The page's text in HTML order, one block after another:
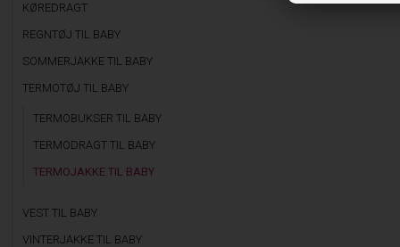
KØREDRAGT
REGNTØJ TIL BABY
SOMMERJAKKE TIL BABY
TERMOTØJ TIL BABY
TERMOBUKSER TIL BABY
TERMODRAGT TIL BABY
TERMOJAKKE TIL BABY
VEST TIL BABY
VINTERJAKKE TIL BABY